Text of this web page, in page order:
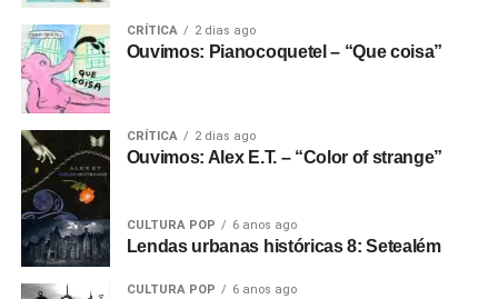
CRÍTICA 2 dias ago
Ouvimos: Pianocoquetel – “Que coisa”
CRÍTICA 2 dias ago
Ouvimos: Alex E.T. – “Color of strange”
CULTURA POP 6 anos ago
Lendas urbanas históricas 8: Setealém
CULTURA POP 6 anos ago